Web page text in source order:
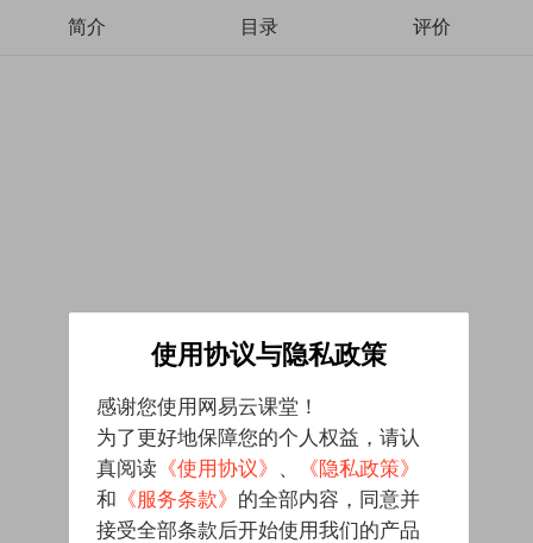
简介 目录 评价
使用协议与隐私政策
感谢您使用网易云课堂！
为了更好地保障您的个人权益，请认
真阅读 《使用协议》 、
《隐私政策》
和 《服务条款》 的全部内容，同意并
接受全部条款后开始使用我们的产品